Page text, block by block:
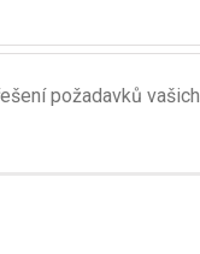
požadavků vašich